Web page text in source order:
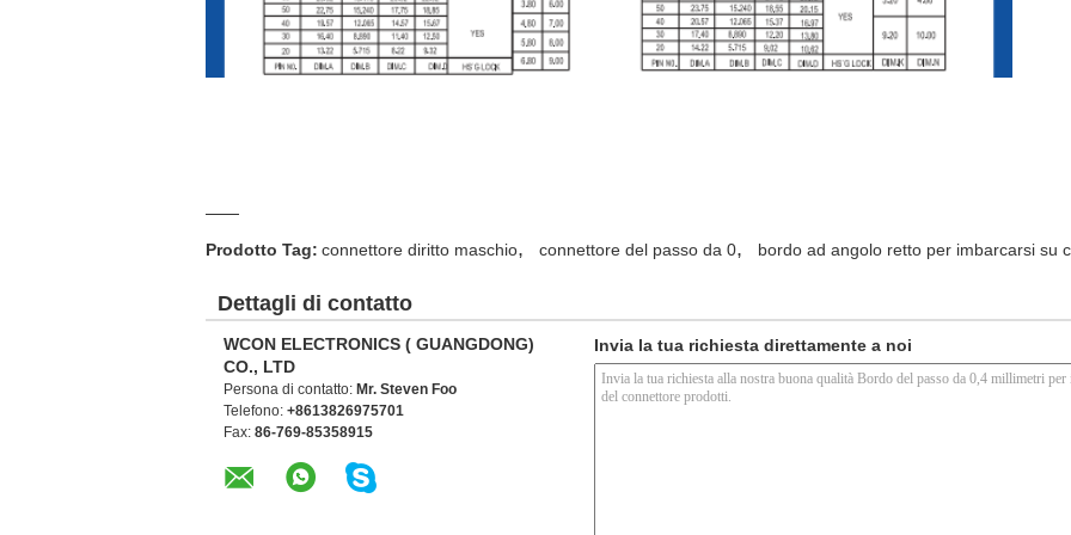
Prodotto Tag: connettore diritto maschio, connettore del passo da 0, bordo ad angolo retto per imbarcarsi su
Dettagli di contatto
WCON ELECTRONICS ( GUANGDONG)
CO., LTD
Persona di contatto: Mr. Steven Foo
Telefono: +8613826975701
Fax: 86-769-85358915
Invia la tua richiesta direttamente a noi